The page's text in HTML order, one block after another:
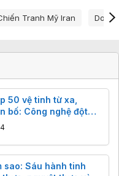
Tranh Mỹ Iran
50 vệ tinh từ xa,
bố: Công nghệ đột
centimet vượt trội
sao: Sáu hành tinh